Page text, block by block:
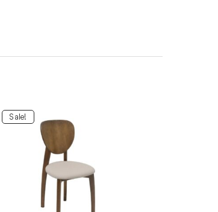
Sale!